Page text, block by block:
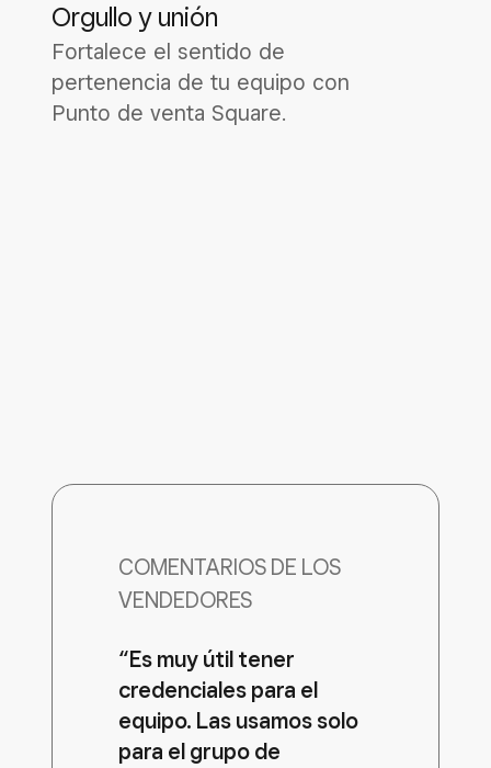
Orgullo y unión
Fortalece el sentido de
pertenencia de tu equipo con
Punto de venta Square.
COMENTARIOS DE LOS
VENDEDORES
“Es muy útil tener
credenciales para el
equipo. Las usamos solo
para el grupo de